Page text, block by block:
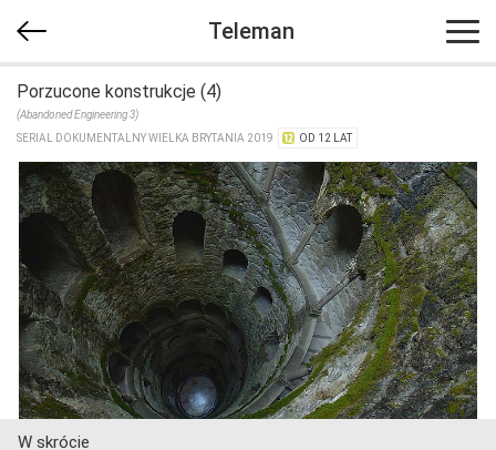
Teleman
Porzucone konstrukcje (4)
(Abandoned Engineering 3)
SERIAL DOKUMENTALNY WIELKA BRYTANIA 2019
OD 12 LAT
W skrócie